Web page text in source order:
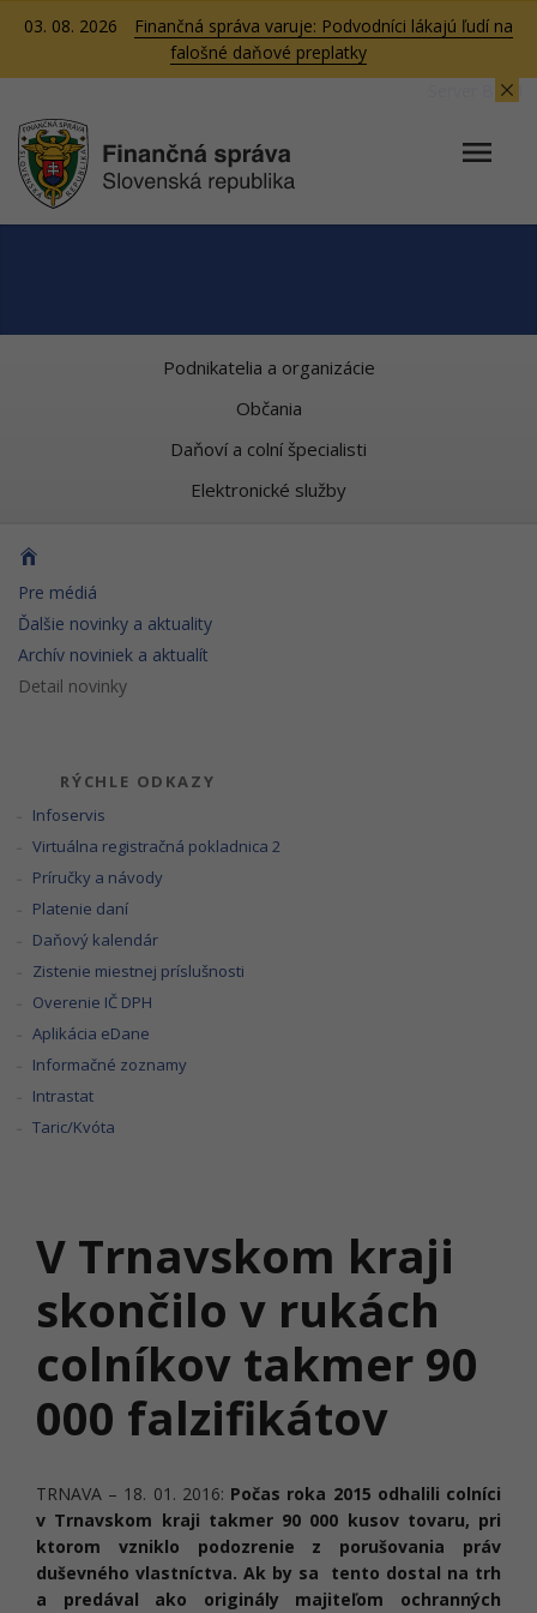
03. 08. 2026
Finančná správa varuje: Podvodníci lákajú ľudí na
falošné daňové preplatky
Server BB01
Podnikatelia a organizácie
Občania
Daňoví a colní špecialisti
Elektronické služby
Pre médiá
Ďalšie novinky a aktuality
Archív noviniek a aktualít
Detail novinky
RÝCHLE ODKAZY
Infoservis
Virtuálna registračná pokladnica 2
Príručky a návody
Platenie daní
Daňový kalendár
Zistenie miestnej príslušnosti
Overenie IČ DPH
Aplikácia eDane
Informačné zoznamy
Intrastat
Taric/Kvóta
V Trnavskom kraji
skončilo v rukách
colníkov takmer 90
000 falzifikátov
TRNAVA – 18. 01. 2016: Počas roka 2015 odhalili colníci
v Trnavskom kraji takmer 90 000 kusov tovaru, pri
ktorom vzniklo podozrenie z porušovania práv
duševného vlastníctva. Ak by sa tento dostal na trh
a predával ako originály majiteľom ochranných